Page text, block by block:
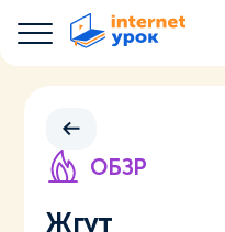
ОБЗР
Жгут